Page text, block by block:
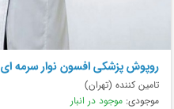
روپوش پزشکی افسون نوار سرمه ای
تامین کننده (تهران)
موجودی: موجود در انبار